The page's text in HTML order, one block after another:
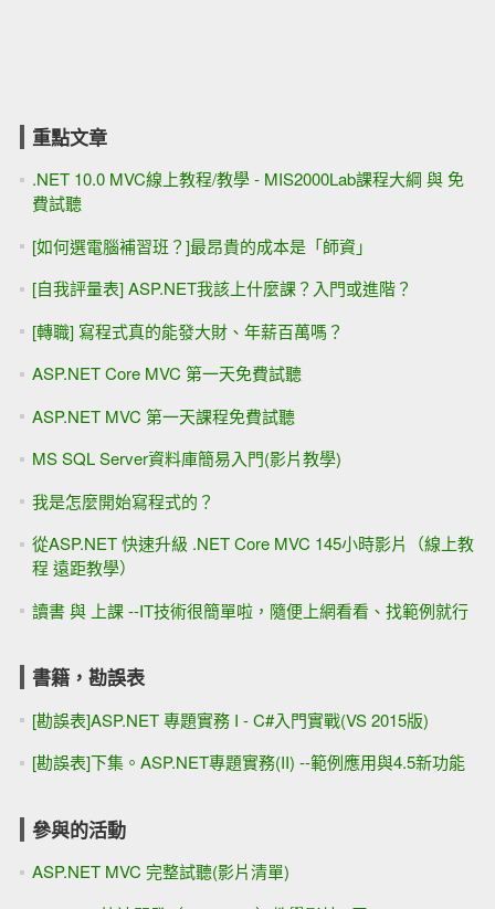
重點文章
.NET 10.0 MVC線上教程/教學 - MIS2000Lab課程大綱 與 免
費試聽
[如何選電腦補習班？]最昂貴的成本是「師資」
[自我評量表] ASP.NET我該上什麼課？入門或進階？
[轉職] 寫程式真的能發大財、年薪百萬嗎？
ASP.NET Core MVC 第一天免費試聽
ASP.NET MVC 第一天課程免費試聽
MS SQL Server資料庫簡易入門(影片教學)
我是怎麼開始寫程式的？
從ASP.NET 快速升級 .NET Core MVC 145小時影片（線上教
程 遠距教學）
讀書 與 上課 --IT技術很簡單啦，隨便上網看看、找範例就行
書籍，勘誤表
[勘誤表]ASP.NET 專題實務 I - C#入門實戰(VS 2015版)
[勘誤表]下集。ASP.NET專題實務(II) --範例應用與4.5新功能
參與的活動
ASP.NET MVC 完整試聽(影片清單)